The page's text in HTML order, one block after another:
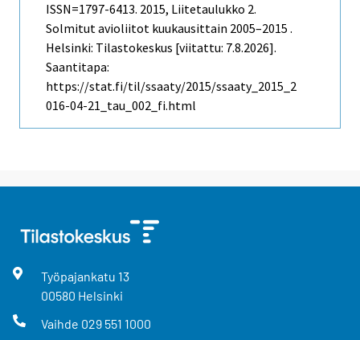
ISSN=1797-6413. 2015, Liitetaulukko 2.
Solmitut avioliitot kuukausittain 2005–2015 .
Helsinki: Tilastokeskus [viitattu: 7.8.2026].
Saantitapa:
https://stat.fi/til/ssaaty/2015/ssaaty_2015_2
016-04-21_tau_002_fi.html
Työpajankatu 13
00580 Helsinki
Vaihde 029 551 1000